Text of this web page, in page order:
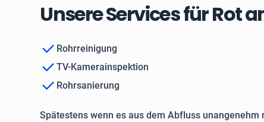
Unsere Services für Rot
Rohrreinigung
TV-Kamerainspektion
Rohrsanierung
Spätestens wenn es aus dem Abfluss unangenehm